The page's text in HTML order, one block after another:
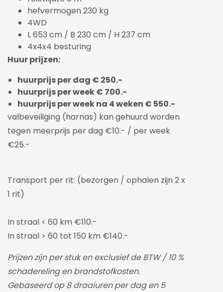
hefvermogen 230 kg
4WD
L 653 cm / B 230 cm / H 237 cm
4x4x4 besturing
Huur prijzen:
huurprijs per dag € 250.-
huurprijs per week € 700.-
huurprijs per week na 4 weken € 550.-
valbeveiliging (harnas) kan gehuurd worden
tegen meerprijs per dag €10.- / per week
€25.-
Transport per rit: (bezorgen / ophalen zijn 2 x
1 rit)
In straal < 60 km €110.-
In straal > 60 tot 150 km €140.-
Prijzen zijn per stuk en exclusief de BTW / 10 %
schadereling en brandstofkosten.
Gebaseerd op 8 draaiuren per dag en 5